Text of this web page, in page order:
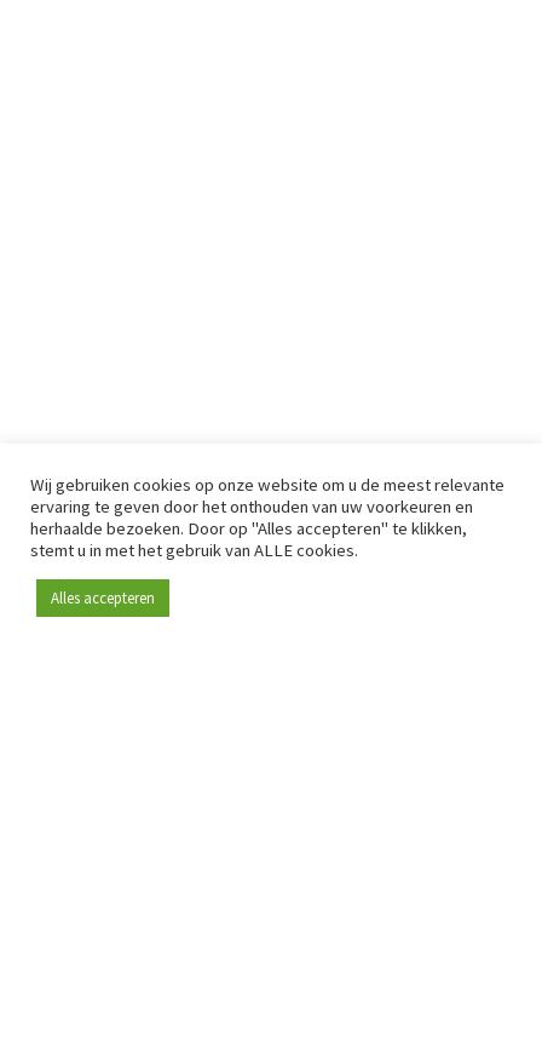
Wij gebruiken cookies op onze website om u de meest relevante
ervaring te geven door het onthouden van uw voorkeuren en
herhaalde bezoeken. Door op "Alles accepteren" te klikken,
stemt u in met het gebruik van ALLE cookies.
Alles accepteren